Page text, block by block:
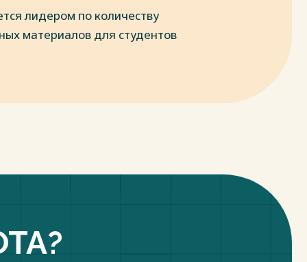
лидером по количеству
материалов для студентов